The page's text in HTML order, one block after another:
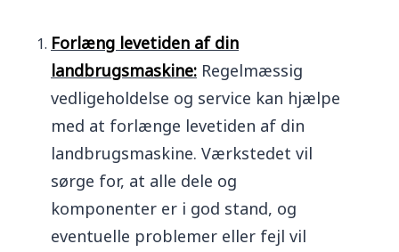
Forlæng levetiden af din
landbrugsmaskine: Regelmæssig
vedligeholdelse og service kan hjælpe
med at forlænge levetiden af din
landbrugsmaskine. Værkstedet vil
sørge for, at alle dele og
komponenter er i god stand, og
eventuelle problemer eller fejl vil